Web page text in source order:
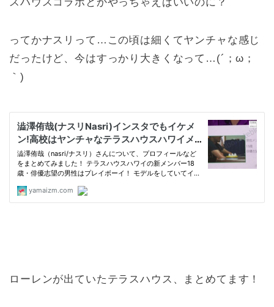
スハウスコラボとかやっちゃえばいいのに？
ってかナスリって…この頃は細くてヤンチャな感じ
だったけど、今はすっかり大きくなって…(´；ω；
｀)
ローレンが出ていたテラスハウス、まとめてます！